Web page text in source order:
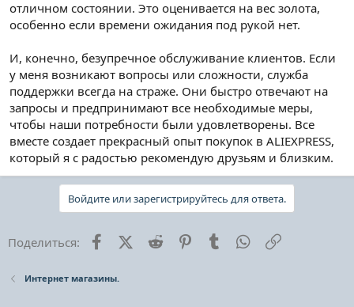
отличном состоянии. Это оценивается на вес золота,
особенно если времени ожидания под рукой нет.
И, конечно, безупречное обслуживание клиентов. Если
у меня возникают вопросы или сложности, служба
поддержки всегда на страже. Они быстро отвечают на
запросы и предпринимают все необходимые меры,
чтобы наши потребности были удовлетворены. Все
вместе создает прекрасный опыт покупок в ALIEXPRESS,
который я с радостью рекомендую друзьям и близким.
Войдите или зарегистрируйтесь для ответа.
Поделиться: FacebookX (Twitter)
Reddit PinterestTumblr WhatsApp
Интернет магазины.